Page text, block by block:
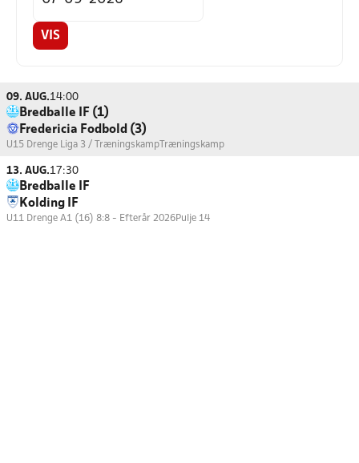
VIS
09. AUG.14:00
Bredballe IF (1)
Fredericia Fodbold (3)
U15 Drenge Liga 3 / Træningskamp Træningskamp
13. AUG.17:30
Bredballe IF
Kolding IF
U11 Drenge A1 (16) 8:8 - Efterår 2026Pulje 14